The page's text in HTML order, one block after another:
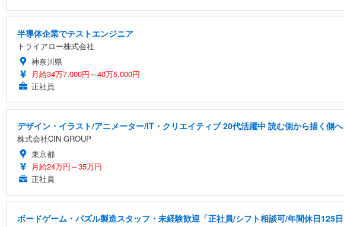
半導体企業でテストエンジニア
トライアロー株式会社
神奈川県
月給34万7,000円～40万5,000円
正社員
デザイン・イラスト/アニメーター/IT・クリエイティブ 20代活躍中 読む側から描く側
株式会社CIN GROUP
東京都
月給24万円～35万円
正社員
ボードゲーム・パズル製造スタッフ・未経験歓迎「正社員/シフト相談可/年間休日125